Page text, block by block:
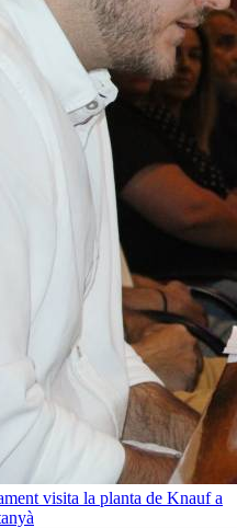
visita la planta de Knauf a